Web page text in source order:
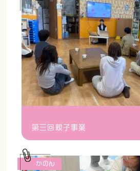
第三回親子事業
かのん